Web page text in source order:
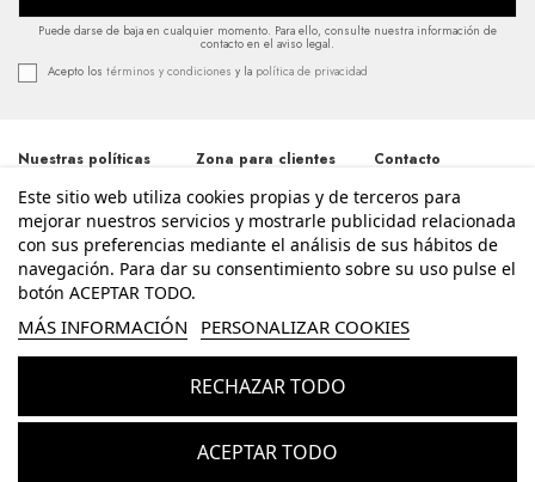
Puede darse de baja en cualquier momento. Para ello, consulte nuestra información de
contacto en el aviso legal.
Acepto los términos y condiciones y la política de privacidad
Nuestras políticas
Términos y
condiciones
Política de
privacidad
Aviso legal
Accesibilidad
Zona para clientes
Iniciar sesión
Mi cuenta
Historial de pedidos
Contacte con
Guía Tallas
Contacto
Avda. Santos
Patronos 20, 46600,
Alzira - Valencia
962 411 268
Este sitio web utiliza cookies propias y de terceros para
mejorar nuestros servicios y mostrarle publicidad relacionada
con sus preferencias mediante el análisis de sus hábitos de
navegación. Para dar su consentimiento sobre su uso pulse el
botón ACEPTAR TODO.
MÁS INFORMACIÓN PERSONALIZAR COOKIES
RECHAZAR TODO
ACEPTAR TODO